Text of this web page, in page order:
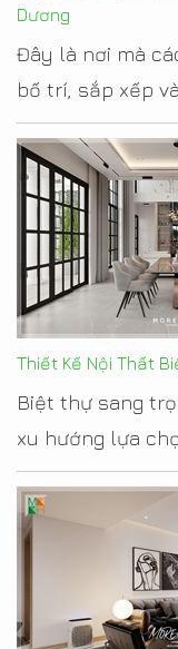
Dương
Đây là nơi mà
bố trí, sắp xếp
Thiết Kế Nội Thất
Biệt thự sang
xu hướng lựa